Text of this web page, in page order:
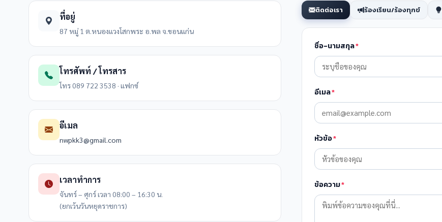
ที่อยู่
87 หมู่ 1 ต.หนองแวงโสกพระ อ.พล จ.ขอนแก่น
โทรศัพท์ / โทรสาร
โทร 089 722 3538 · แฟกซ์
อีเมล
nwpkk3@gmail.com
เวลาทำการ
จันทร์ – ศุกร์ เวลา 08:00 – 16:30 น.
(ยกเว้นวันหยุดราชการ)
ติดต่อเรา ร้องเรียน/ร้องทุกข์
ชื่อ-นามสกุล*
อีเมล*
หัวข้อ*
ข้อความ*